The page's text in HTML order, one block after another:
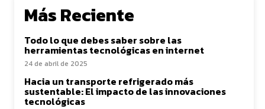
Más Reciente
Todo lo que debes saber sobre las
herramientas tecnológicas en internet
24 de abril de 2025
Hacia un transporte refrigerado más
sustentable: El impacto de las innovaciones
tecnológicas